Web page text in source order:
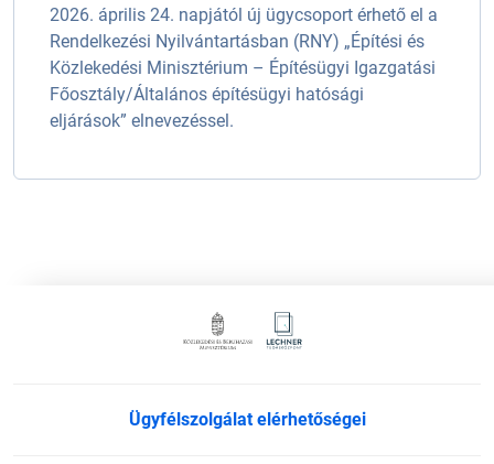
2026. április 24. napjától új ügycsoport érhető el a
Rendelkezési Nyilvántartásban (RNY) „Építési és
Közlekedési Minisztérium – Építésügyi Igazgatási
Főosztály/Általános építésügyi hatósági
eljárások” elnevezéssel.
Ügyfélszolgálat elérhetőségei